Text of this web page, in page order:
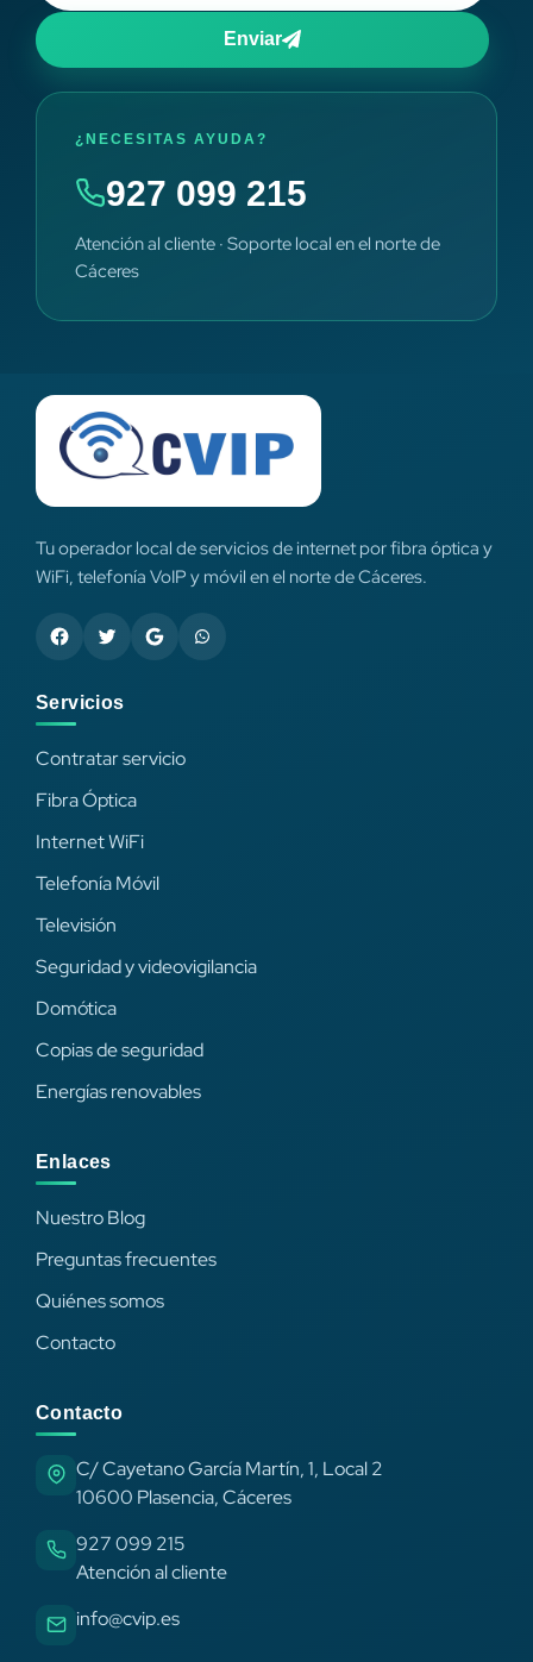
Enviar
¿NECESITAS AYUDA?
927 099 215
Atención al cliente · Soporte local en el norte de
Cáceres
Tu operador local de servicios de internet por fibra óptica y
WiFi, telefonía VoIP y móvil en el norte de Cáceres.
Servicios
Contratar servicio
Fibra Óptica
Internet WiFi
Telefonía Móvil
Televisión
Seguridad y videovigilancia
Domótica
Copias de seguridad
Energías renovables
Enlaces
Nuestro Blog
Preguntas frecuentes
Quiénes somos
Contacto
Contacto
C/ Cayetano García Martín, 1, Local 2
10600 Plasencia, Cáceres
927 099 215
Atención al cliente
info@cvip.es